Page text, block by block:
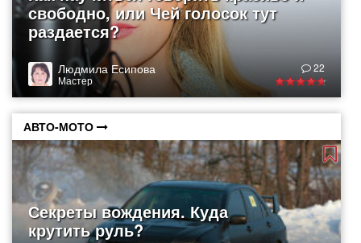
свободно, или Чей голосок тут
раздается?
Людмила Есипова
Мастер
22
АВТО-МОТО
Секреты вождения. Куда
крутить руль?